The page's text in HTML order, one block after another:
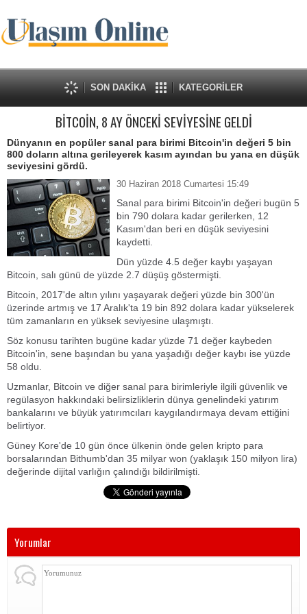
SON DAKİKA KATEGORİLER
BİTCOİN, 8 AY ÖNCEKİ SEVİYESİNE GELDİ
Dünyanın en popüler sanal para birimi Bitcoin'in değeri 5 bin
800 doların altına gerileyerek kasım ayından bu yana en düşük
seviyesini gördü.
30 Haziran 2018 Cumartesi 15:49
Sanal para birimi Bitcoin'in değeri bugün 5
bin 790 dolara kadar gerilerken, 12
Kasım'dan beri en düşük seviyesini
kaydetti.
Dün yüzde 4.5 değer kaybı yaşayan
Bitcoin, salı günü de yüzde 2.7 düşüş göstermişti.
Bitcoin, 2017'de altın yılını yaşayarak değeri yüzde bin 300'ün
üzerinde artmış ve 17 Aralık'ta 19 bin 892 dolara kadar yükselerek
tüm zamanların en yüksek seviyesine ulaşmıştı.
Söz konusu tarihten bugüne kadar yüzde 71 değer kaybeden
Bitcoin'in, sene başından bu yana yaşadığı değer kaybı ise yüzde
58 oldu.
Uzmanlar, Bitcoin ve diğer sanal para birimleriyle ilgili güvenlik ve
regülasyon hakkındaki belirsizliklerin dünya genelindeki yatırım
bankalarını ve büyük yatırımcıları kaygılandırmaya devam ettiğini
belirtiyor.
Güney Kore'de 10 gün önce ülkenin önde gelen kripto para
borsalarından Bithumb'dan 35 milyar won (yaklaşık 150 milyon lira)
değerinde dijital varlığın çalındığı bildirilmişti.
Yorumlar